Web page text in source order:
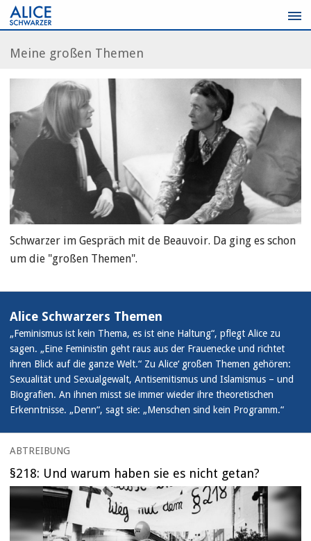
Zum
Inhalt
springen
Meine großen Themen
Schwarzer im Gespräch mit de Beauvoir. Da ging es schon
um die "großen Themen".
Alice Schwarzers Themen
„Feminismus ist kein Thema, es ist eine Haltung“, pflegt Alice zu
sagen. „Eine Feministin geht raus aus der Frauenecke und richtet
ihren Blick auf die ganze Welt.“ Zu Alice‘ großen Themen gehören:
Sexualität und Sexualgewalt, Antisemitismus und Islamismus – und
Biografien. An ihnen misst sie immer wieder ihre theoretischen
Erkenntnisse. „Denn“, sagt sie: „Menschen sind kein Programm.“
ABTREIBUNG
§218: Und warum haben sie es nicht getan?